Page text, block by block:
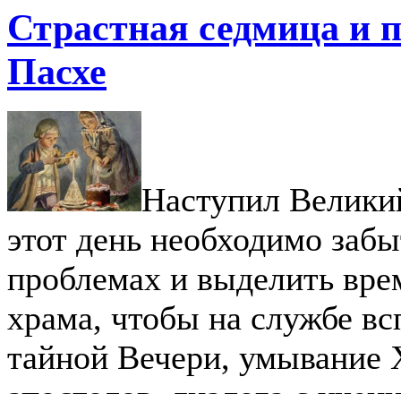
Страстная седмица и
Пасхе
Наступил
этот день необходимо
проблемах и выделить
храма, чтобы на службе
тайной Вечери, умывание